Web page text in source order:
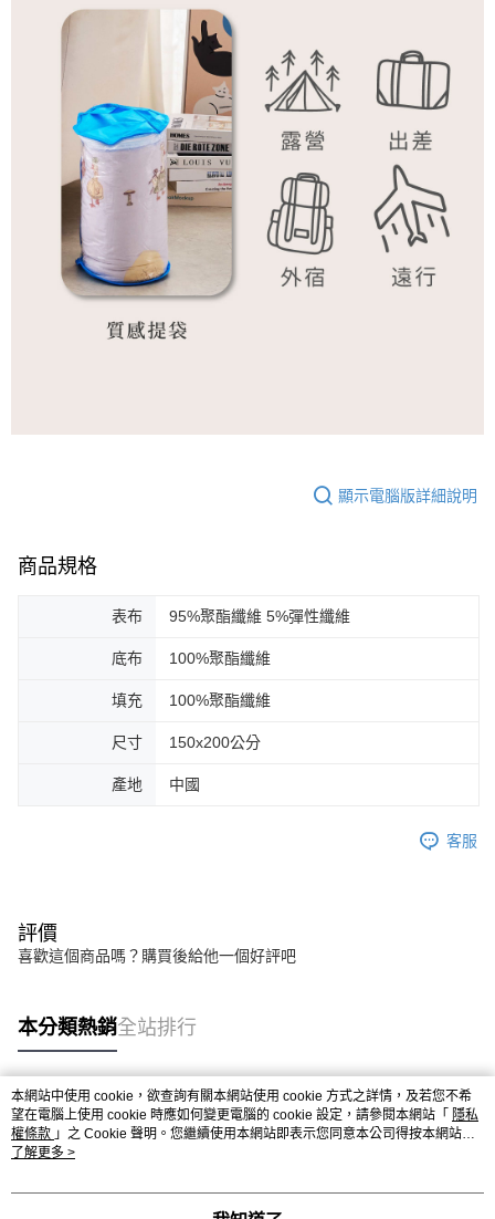
顯示電腦版詳細說明
商品規格
表布 95%聚酯纖維 5%彈性纖維
底布 100%聚酯纖維
填充 100%聚酯纖維
尺寸 150x200公分
產地 中國
客服
評價
喜歡這個商品嗎？購買後給他一個好評吧
本分類熱銷全站排行
熱門標籤
本網站中使用 cookie，欲查詢有關本網站使用 cookie 方式之詳情，及若您不希
望在電腦上使用 cookie 時應如何變更電腦的 cookie 設定，請參閱本網站「 隱私
權條款 」之 Cookie 聲明。您繼續使用本網站即表示您同意本公司得按本網站使
用條款之 Cookie 聲明使用 cookie。
了解更多 >